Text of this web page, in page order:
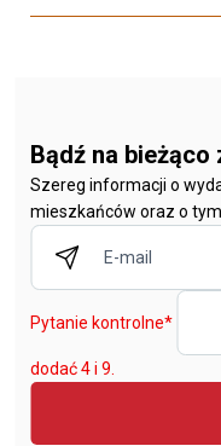
Bądź na bieżąco
Szereg informacji o
mieszkańców oraz o
Pytanie kontrolne*
dodać 4 i 9.